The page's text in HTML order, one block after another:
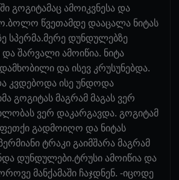
გოგიტამაც ამოიკვნესა და
წვეთამდე დააცალა ნიტას
სპერმა.მერე დუნდულებზე
შარვალი ამოიწია. ნიტა
და ისევ კრუსუნებდა.
კვდებოდა ისე უნდოდა
გოგიტას მაგრამ მაგას ვერ
ვერ დაკარგავდა. გოგიტამ
გადმოიღო და ნიტას
ტრაკი გაიმშარა მაგრამ
დუნდულები.ტრუსი ამოიწია და
მანქამაში ჩაჯდნენ. -იცოდე